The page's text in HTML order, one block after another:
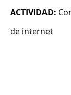
ACTIVIDAD:
de internet